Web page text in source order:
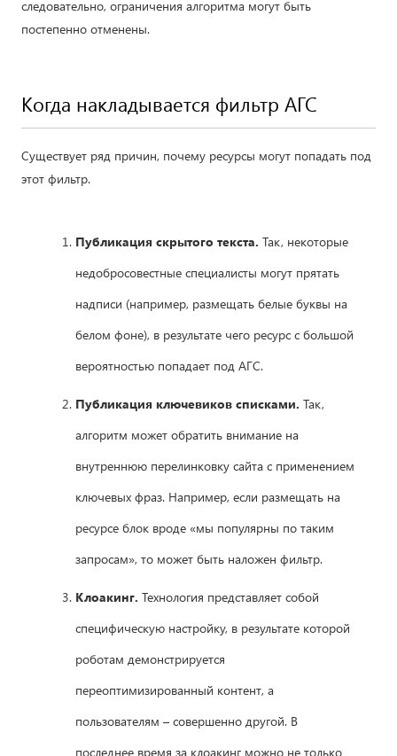
следовательно, ограничения алгоритма могут быть
постепенно отменены.
Когда накладывается фильтр АГС
Существует ряд причин, почему ресурсы могут попадать под
этот фильтр.
Публикация скрытого текста. Так, некоторые
недобросовестные специалисты могут прятать
надписи (например, размещать белые буквы на
белом фоне), в результате чего ресурс с большой
вероятностью попадает под АГС.
Публикация ключевиков списками. Так,
алгоритм может обратить внимание на
внутреннюю перелинковку сайта с применением
ключевых фраз. Например, если размещать на
ресурсе блок вроде «мы популярны по таким
запросам», то может быть наложен фильтр.
Клоакинг. Технология представляет собой
специфическую настройку, в результате которой
роботам демонстрируется
переоптимизированный контент, а
пользователям – совершенно другой. В
последнее время за клоакинг можно не только